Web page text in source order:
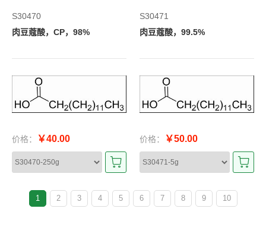
S30470
肉豆蔻酸，CP，98%
价格： ￥40.00
S30471
肉豆蔻酸，99.5%
价格： ￥50.00
1 2 3 4 5 6 7 8 9 10